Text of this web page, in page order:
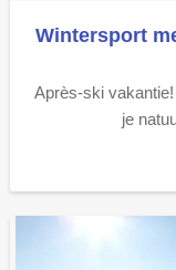
Wintersport
Après-ski
je